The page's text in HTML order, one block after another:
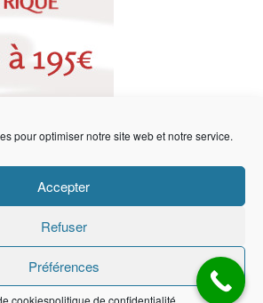
pour optimiser notre site web et notre service.
Accepter
Refuser
Préférences
cookiespolitique de confidentialité